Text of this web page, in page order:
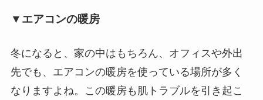
▼エアコンの暖房
冬になると、家の中はもちろん、オフィスや外出
先でも、エアコンの暖房を使っている場所が多く
なりますよね。この暖房も肌トラブルを引き起こ